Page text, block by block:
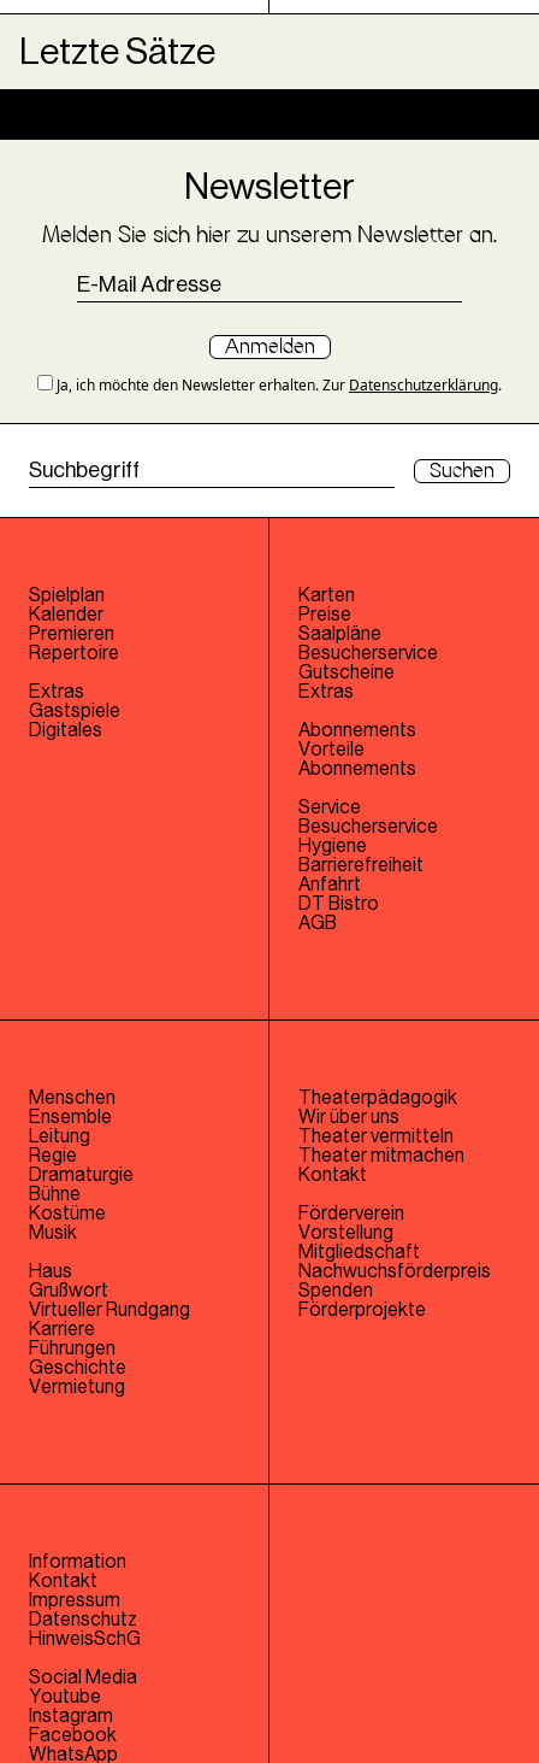
Letzte Sätze
Newsletter
Melden Sie sich hier zu unserem Newsletter an.
Anmelden
Ja, ich möchte den Newsletter erhalten. Zur Datenschutzerklärung.
Suchen
Spielplan
Kalender
Premieren
Repertoire
Extras
Gastspiele
Digitales
Karten
Preise
Saalpläne
Besucherservice
Gutscheine
Extras
Abonnements
Vorteile
Abonnements
Service
Besucherservice
Hygiene
Barrierefreiheit
Anfahrt
DT Bistro
AGB
Menschen
Ensemble
Leitung
Regie
Dramaturgie
Bühne
Kostüme
Musik
Haus
Grußwort
Virtueller Rundgang
Karriere
Führungen
Geschichte
Vermietung
Theaterpädagogik
Wir über uns
Theater vermitteln
Theater mitmachen
Kontakt
Förderverein
Vorstellung
Mitgliedschaft
Nachwuchsförderpreis
Spenden
Förderprojekte
Information
Kontakt
Impressum
Datenschutz
HinweisSchG
Social Media
Youtube
Instagram
Facebook
WhatsApp